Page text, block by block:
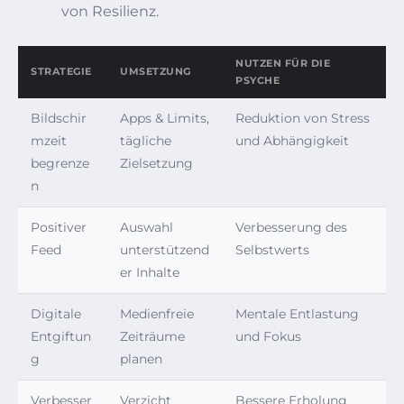
von Resilienz.
STRATEGIE UMSETZUNG
NUTZEN FÜR DIE
PSYCHE
Bildschir
mzeit
begrenze
n
Apps & Limits,
tägliche
Zielsetzung
Reduktion von Stress
und Abhängigkeit
Positiver
Feed
Auswahl
unterstützend
er Inhalte
Verbesserung des
Selbstwerts
Digitale
Entgiftun
g
Medienfreie
Zeiträume
planen
Mentale Entlastung
und Fokus
Verbesser
Verzicht
Bessere Erholung